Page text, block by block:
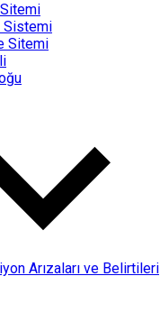
Sistemi
Sitemi
Arızaları ve Belirtileri